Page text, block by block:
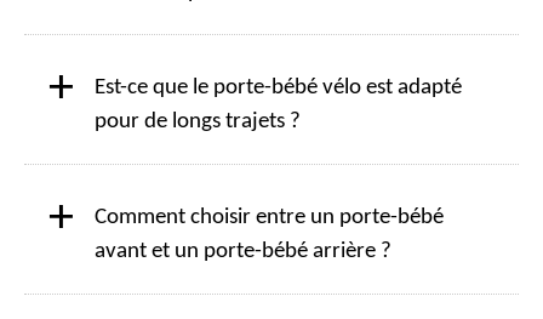
+
Est-ce que le porte-bébé vélo est adapté
pour de longs trajets ?
+
Comment choisir entre un porte-bébé
avant et un porte-bébé arrière ?